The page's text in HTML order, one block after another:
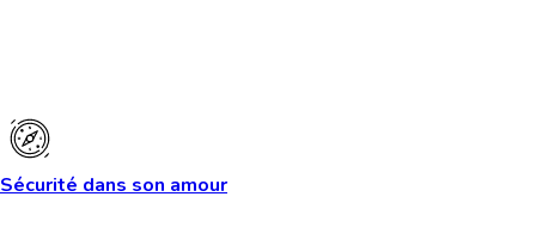
Sécurité dans son amour